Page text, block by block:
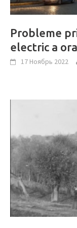
Probleme
electric a
17 Ноябрь 2022